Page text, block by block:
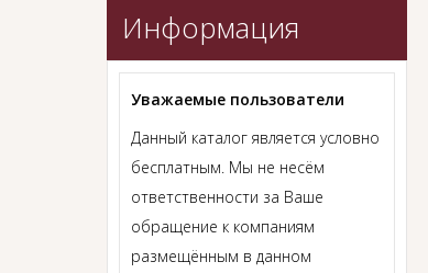
Информация
Уважаемые пользователи
Данный каталог является условно
бесплатным. Мы не несём
ответственности за Ваше
обращение к компаниям
размещённым в данном